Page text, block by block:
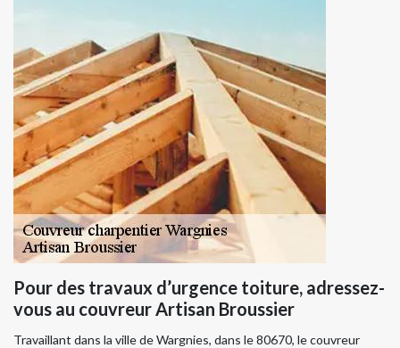
Pour des travaux d’urgence toiture, adressez-
vous au couvreur Artisan Broussier
Travaillant dans la ville de Wargnies, dans le 80670, le couvreur